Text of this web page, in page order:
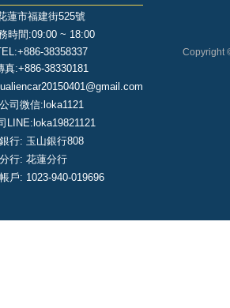
蓮市福建街525號
時間:09:00 ~ 18:00
38358337
真:+886-38330181
公司微信:loka1121
LINE:loka19821121
行: 玉山銀行808
行: 花蓮分行
戶: 1023-940-019696
Copyright